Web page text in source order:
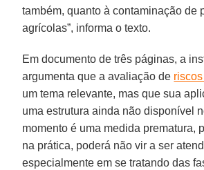
também, quanto à contaminação de
agrícolas”, informa o texto.
Em documento de três páginas, a
argumenta que a avaliação de
um tema relevante, mas que sua
uma estrutura ainda não disponível
momento é uma medida prematura,
na prática, poderá não vir a ser
especialmente em se tratando das